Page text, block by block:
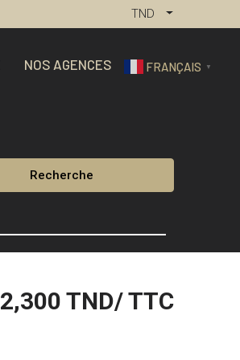
TND
NOS AGENCES FRANÇAIS ▼
Recherche
2,300 TND/ TTC